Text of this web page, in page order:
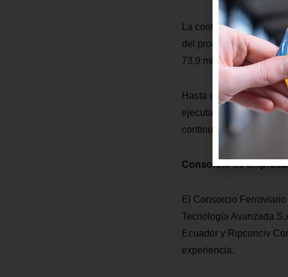
La contratación
del proceso. El contrato
73,9 millones y tendrá
Hasta el inicio de las
ejecutado directamente
continuidad operativa y
Consorcio de
El Consorcio
Tecnología Avanzada
Ecuador y Ripconciv
experiencia.